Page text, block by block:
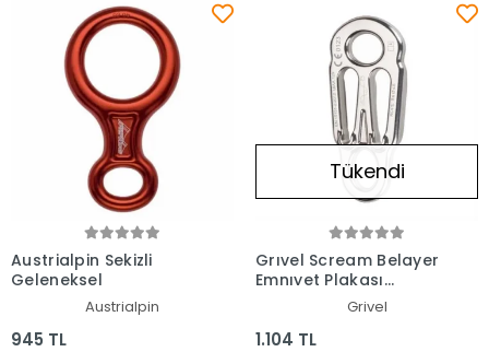
Austrialpin Sekizli
Geleneksel
Austrialpin
945 TL
Tükendi
Grıvel Scream Belayer
Emnıyet Plakası
Grivel
1.104 TL